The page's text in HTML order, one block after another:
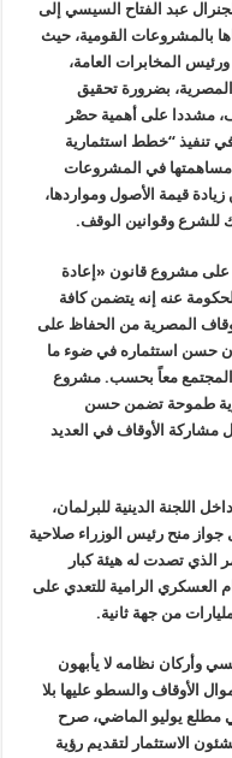
25 ديسمبر 2017، دعا الجنرال عبد الفتاح السيسي إلى
بالمشروعات القومية، حيث
المخابرات العامة،
المصرية، بضرورة تحقيق
مشددا على أهمية حصْر
تنفيذ “خطط استثمارية
مساهمتها في المشروعات
قيمة الأصول ومواردها،
للشرع وقوانين الوقف.
الحكومة على مشروع قانون «إعادة
عنه إنه يتضمن كافة
المصرية من الحفاظ على
حسن استثماره في ضوء ما
المجتمع معاً بحسب. مشروع
طموحة تضمن حسن
مشاركة الأوقاف في العديد
اللجنة الدينية للبرلمان،
جواز منح رئيس الوزراء صلاحية
الذي تصدت له هيئة كبار
العسكري الرامية للتعدي على
من جهة ثانية.
وأركان نظامه لا يأبهون
الأوقاف والسطو عليها بلا
مطلع يوليو الماضي، صرح
الاستثمار لتقديم رؤية